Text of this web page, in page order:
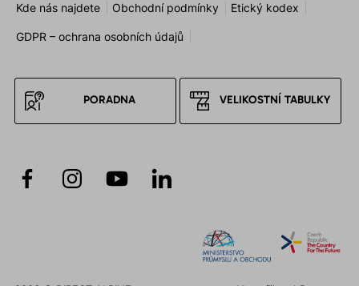
Kde nás najdete Obchodní podmínky Etický kodex
GDPR – ochrana osobních údajů
PORADNA VELIKOSTNÍ TABULKY